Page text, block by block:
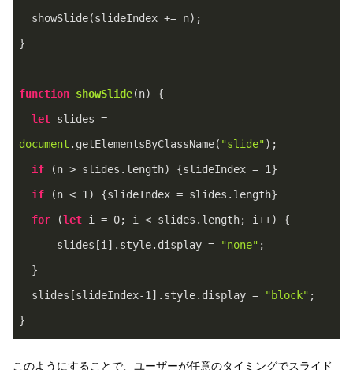
  showSlide(slideIndex += n);
}
function showSlide(n) {
let
document .getElementsByClassName( "slide");
if (n > slides.length) {slideIndex = 1}
if (n < 1 ) {slideIndex = slides.length}
for (let i = 0; i < slides.length; i++) {
      slides[i].style.display =
"none" ;
  }
  slides[slideIndex
-1 ].style.display = "block" ;
}
このようにすることで、ユーザーが任意のタイミングでスライド